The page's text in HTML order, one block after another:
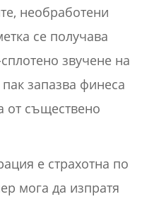
необработени
се получава
звучене на
запазва финеса
от съществено
е страхотна по
мога да изпратя